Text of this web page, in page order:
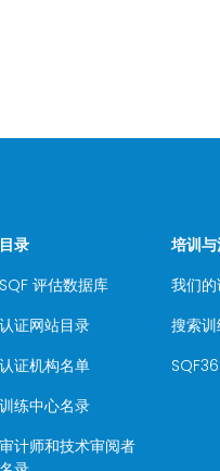
目录
SQF 评估数据库
认证网站目录
认证机构名单
训练中心名录
审计师和技术审阅者
培训
我们
搜索